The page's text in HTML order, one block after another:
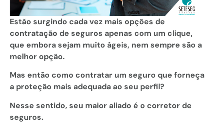
Estão surgindo cada vez mais opções de
contratação de seguros apenas com um clique,
que embora sejam muito ágeis, nem sempre são a
melhor opção.
Mas então como contratar um seguro que forneça
a proteção mais adequada ao seu perfil?
Nesse sentido, seu maior aliado é o corretor de
seguros.